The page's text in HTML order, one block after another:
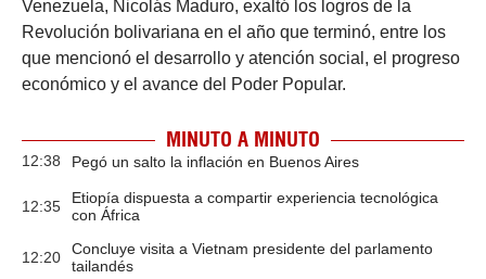
Venezuela, Nicolás Maduro, exaltó los logros de la
Revolución bolivariana en el año que terminó, entre los
que mencionó el desarrollo y atención social, el progreso
económico y el avance del Poder Popular.
MINUTO A MINUTO
12:38 Pegó un salto la inflación en Buenos Aires
12:35
Etiopía dispuesta a compartir experiencia tecnológica
con África
12:20
Concluye visita a Vietnam presidente del parlamento
tailandés